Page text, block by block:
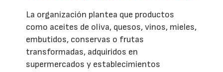
La organización plantea que productos
como aceites de oliva, quesos, vinos, mieles,
embutidos, conservas o frutas
transformadas, adquiridos en
supermercados y establecimientos